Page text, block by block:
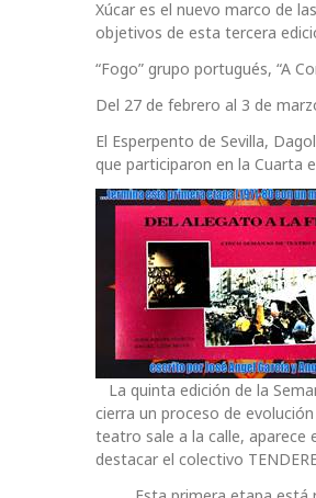
Xúcar es el nuevo marco de
objetivos de esta tercera
“Fogo” grupo portugués, “A
Del 27 de febrero al 3 de
El Esperpento de Sevilla,
que participaron en la Cuarta
La quinta edición de la
cierra un proceso de
teatro sale a la calle, aparece
destacar el colectivo